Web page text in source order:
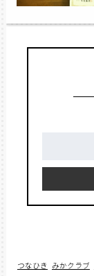
つなひき みかクラブ